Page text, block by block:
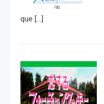
que […]